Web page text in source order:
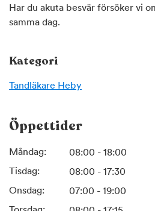
Har du akuta besvär försöker vi
samma dag.
Kategori
Tandläkare Heby
Öppettider
Måndag:
08:00 - 18:00
Tisdag:
08:00 - 17:30
Onsdag:
07:00 - 19:00